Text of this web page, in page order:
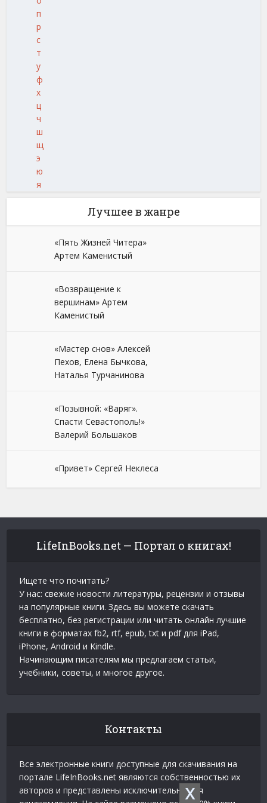
X
п
р
с
т
у
ф
х
ц
ч
ш
щ
э
ю
я
Лучшее в жанре
«Пять Жизней Читера»
Артем Каменистый
«Возвращение к
вершинам» Артем
Каменистый
«Мастер снов» Алексей
Пехов, Елена Бычкова,
Наталья Турчанинова
«Позывной: «Варяг».
Спасти Севастополь!»
Валерий Большаков
«Привет» Сергей Неклеса
LifeInBooks.net — Портал о книгах!
Ищете что почитать?
У нас: свежие новости литературы, рецензии и отзывы
на популярные книги. Здесь вы можете скачать
бесплатно, без регистрации или читать онлайн лучшие
книги в форматах fb2, rtf, epub, txt и pdf для iPad,
iPhone, Android и Kindle.
Начинающим писателям мы предлагаем статьи,
учебники, советы, и многое другое.
Контакты
Все электронные книги доступные для скачивания на
портале LifeInBooks.net являются собственностью их
авторов и представлены исключительно для